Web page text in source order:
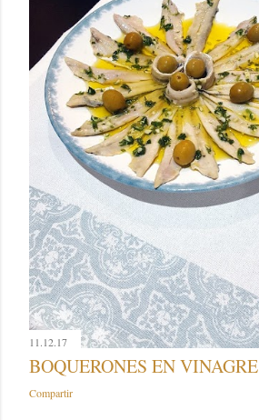
11.12.17
BOQUERONES EN VINAGRE
Compartir